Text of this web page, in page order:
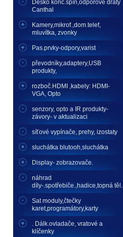
Desko konc.spín,odporové dráty
Canthal
Kamery,mikrof.,dom.telef,
mluvítka, zvonky
Pas.prvky-odpory,varist
převodníky,adaptery,USB
produkty,
rozboč.HDMI ,kabely: HDMI-
VGA, Opto
senzory, opto a IR produkty-
závory- v aktualizaci
síťové vypínače, prehy, izostaty
sluchátka blutooh,sluchátka
Display- zobrazovače.
náhrad
díly-.spotřebiče.,hadice,topná těl.
Sat moduly,čtečky
karet,programátory,karty
. Dálk.ovladače, vratové a
klíčenky